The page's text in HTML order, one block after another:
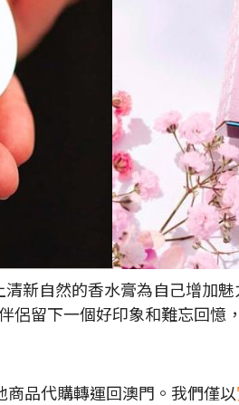
新自然的香水膏為自己增加
侶留下一個好印象和難忘回
商品代購轉運回澳門。我們僅以